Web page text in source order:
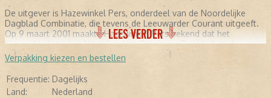
De uitgever is Hazewinkel Pers, onderdeel van de Noordelijke
Dagblad Combinatie, die tevens de Leeuwarder Courant uitgeeft.
Op 9 maart 2001 maakte Hazewinkel Pers bekend dat het
Nieuwsblad van het Noorden, Het Groninger Dagblad en de
Drentse Courant worden samengevoegd tot één ochtendblad. Op
1 april 2002 verschijnt de nieuwe krant voor het eerst onder de
naam Dagblad van het Noorden
LEES VERDER
Verpakking kiezen en bestellen
Frequentie: Dagelijks
Land:
Nederland